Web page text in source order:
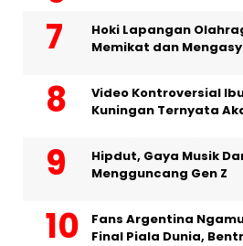
Hoki Lapangan
Memikat dan
Video Kontroversial
Kuningan Ternyata
Hipdut, Gaya Musik
Mengguncang Gen Z
Fans Argentina
Final Piala Dunia,